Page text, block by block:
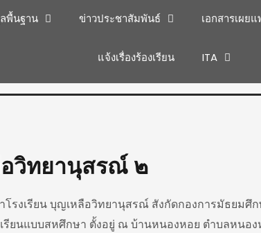
พื้นฐาน ข่าวประชาสัมพันธ์ เอกสารเผยแ
แจ้งเรื่องร้องเรียน ITA
อวิทยานุสรณ์ ๒
รงเรียน บุญเหลือวิทยานุสรณ์ สังกัดกองการมัธยม
รียนแบบสหศึกษา ตั้งอยู่ ณ บ้านหนองหอย ตำบลหนอ